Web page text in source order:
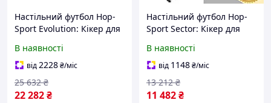
Настільний футбол Hop-
Sport Evolution: Кікер для
червоний (140x75,5x86,5
см)
В наявності
від2228₴/міс
22 282₴
25 632 ₴
Настільний футбол Hop-
Sport Sector: Кікер для
синій (120x61x81,5 см)
В наявності
від 1148₴/міс
11 482₴
13 212 ₴